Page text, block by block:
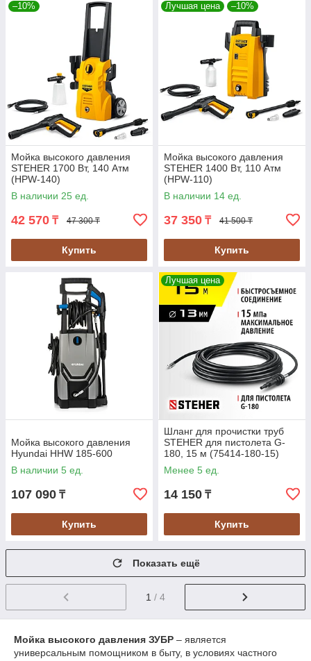
–10%
Мойка высокого давления
STEHER 1700 Вт, 140 Атм
(HPW-140)
В наличии 25 ед.
42 570 ₸ 47 300 ₸
Купить
Лучшая цена –10%
Мойка высокого давления
STEHER 1400 Вт, 110 Атм
(HPW-110)
В наличии 14 ед.
37 350 ₸ 41 500 ₸
Купить
Мойка высокого давления
Hyundai HHW 185-600
В наличии 5 ед.
107 090 ₸
Купить
Лучшая цена
Шланг для прочистки труб
STEHER для пистолета G-
180, 15 м (75414-180-15)
Менее 5 ед.
14 150 ₸
Купить
Показать ещё
1 / 4
Мойка высокого давления ЗУБР – является
универсальным помощником в быту, в условиях частного